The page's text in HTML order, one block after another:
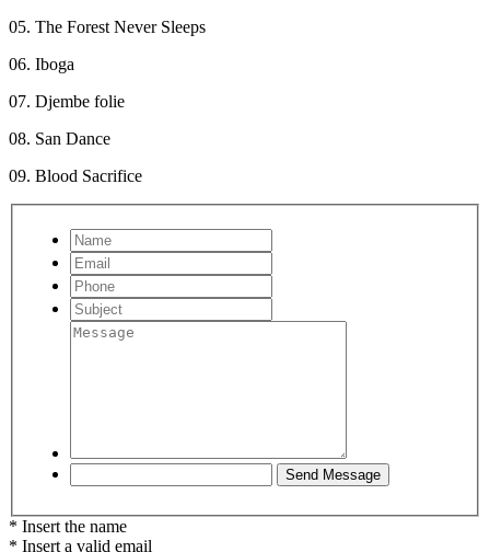
05. The Forest Never Sleeps
06. Iboga
07. Djembe folie
08. San Dance
09. Blood Sacrifice
* Insert the name
* Insert a valid email